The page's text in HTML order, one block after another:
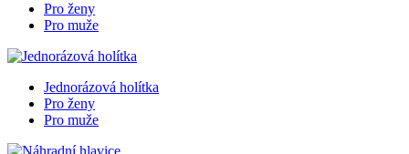
Pro ženy
Pro muže
Jednorázová holítka
Pro ženy
Pro muže